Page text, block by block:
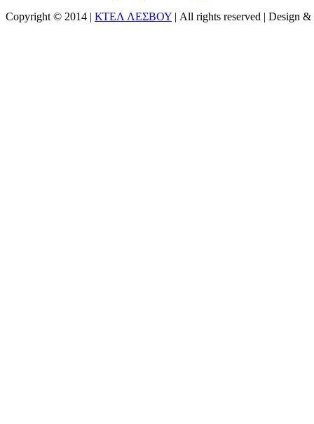
Copyright © 2014 | ΚΤΕΛ ΛΕΣΒΟΥ | All rights reserved | Design &